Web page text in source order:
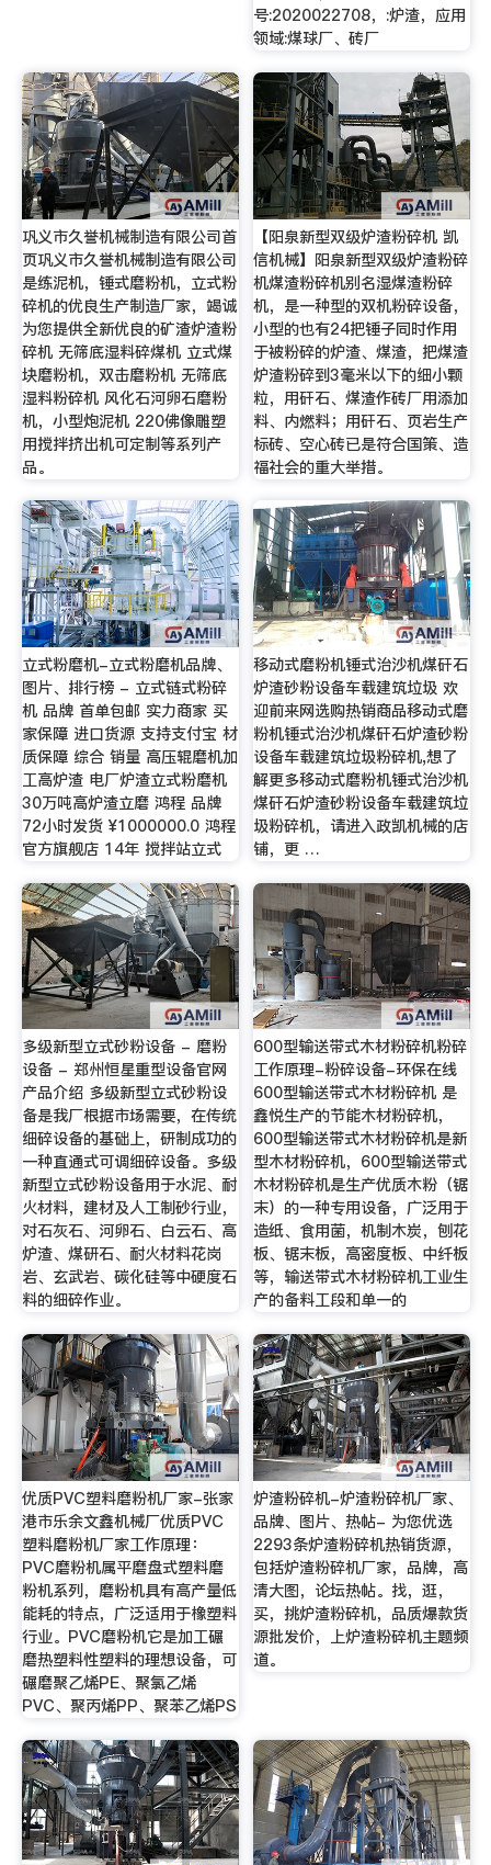
号:2020022708，:炉渣，应用
领域:煤球厂、砖厂
巩义市久誉机械制造有限公司首
页巩义市久誉机械制造有限公司
是练泥机，锤式磨粉机，立式粉
碎机的优良生产制造厂家，竭诚
为您提供全新优良的矿渣炉渣粉
碎机 无筛底湿料碎煤机 立式煤
块磨粉机，双击磨粉机 无筛底
湿料粉碎机 风化石河卵石磨粉
机，小型炮泥机 220佛像雕塑
用搅拌挤出机可定制等系列产
品。
【阳泉新型双级炉渣粉碎机 凯
信机械】阳泉新型双级炉渣粉碎
机煤渣粉碎机别名湿煤渣粉碎
机，是一种型的双机粉碎设备，
小型的也有24把锤子同时作用
于被粉碎的炉渣、煤渣，把煤渣
炉渣粉碎到3毫米以下的细小颗
粒，用矸石、煤渣作砖厂用添加
料、内燃料；用矸石、页岩生产
标砖、空心砖已是符合国策、造
福社会的重大举措。
立式粉磨机-立式粉磨机品牌、
图片、排行榜 - 立式链式粉碎
机 品牌 首单包邮 实力商家 买
家保障 进口货源 支持支付宝 材
质保障 综合 销量 高压辊磨机加
工高炉渣 电厂炉渣立式粉磨机
30万吨高炉渣立磨 鸿程 品牌
72小时发货 ¥1000000.0 鸿程
官方旗舰店 14年 搅拌站立式
移动式磨粉机锤式治沙机煤矸石
炉渣砂粉设备车载建筑垃圾 欢
迎前来网选购热销商品移动式磨
粉机锤式治沙机煤矸石炉渣砂粉
设备车载建筑垃圾粉碎机,想了
解更多移动式磨粉机锤式治沙机
煤矸石炉渣砂粉设备车载建筑垃
圾粉碎机，请进入政凯机械的店
铺，更 …
多级新型立式砂粉设备 - 磨粉
设备 - 郑州恒星重型设备官网
产品介绍 多级新型立式砂粉设
备是我厂根据市场需要，在传统
细碎设备的基础上，研制成功的
一种直通式可调细碎设备。多级
新型立式砂粉设备用于水泥、耐
火材料，建材及人工制砂行业，
对石灰石、河卵石、白云石、高
炉渣、煤研石、耐火材料花岗
岩、玄武岩、碳化硅等中硬度石
料的细碎作业。
600型输送带式木材粉碎机粉碎
工作原理-粉碎设备-环保在线
600型输送带式木材粉碎机 是
鑫悦生产的节能木材粉碎机，
600型输送带式木材粉碎机是新
型木材粉碎机，600型输送带式
木材粉碎机是生产优质木粉（锯
末）的一种专用设备，广泛用于
造纸、食用菌，机制木炭，刨花
板、锯末板，高密度板、中纤板
等，输送带式木材粉碎机工业生
产的备料工段和单一的
优质PVC塑料磨粉机厂家-张家
港市乐余文鑫机械厂优质PVC
塑料磨粉机厂家工作原理：
PVC磨粉机属平磨盘式塑料磨
粉机系列，磨粉机具有高产量低
能耗的特点，广泛适用于橡塑料
行业。PVC磨粉机它是加工碾
磨热塑料性塑料的理想设备，可
碾磨聚乙烯PE、聚氯乙烯
PVC、聚丙烯PP、聚苯乙烯PS
炉渣粉碎机-炉渣粉碎机厂家、
品牌、图片、热帖- 为您优选
2293条炉渣粉碎机热销货源，
包括炉渣粉碎机厂家，品牌，高
清大图，论坛热帖。找，逛，
买，挑炉渣粉碎机，品质爆款货
源批发价，上炉渣粉碎机主题频
道。